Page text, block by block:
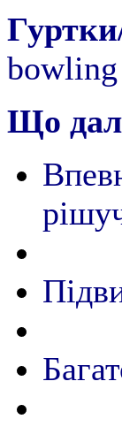
bowling
Що